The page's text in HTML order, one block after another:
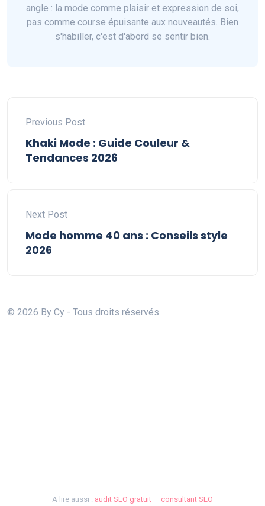
angle : la mode comme plaisir et expression de soi,
pas comme course épuisante aux nouveautés. Bien
s'habiller, c'est d'abord se sentir bien.
Previous Post
Khaki Mode : Guide Couleur &
Tendances 2026
Next Post
Mode homme 40 ans : Conseils style
2026
© 2026 By Cy - Tous droits réservés
A lire aussi : audit SEO gratuit — consultant SEO